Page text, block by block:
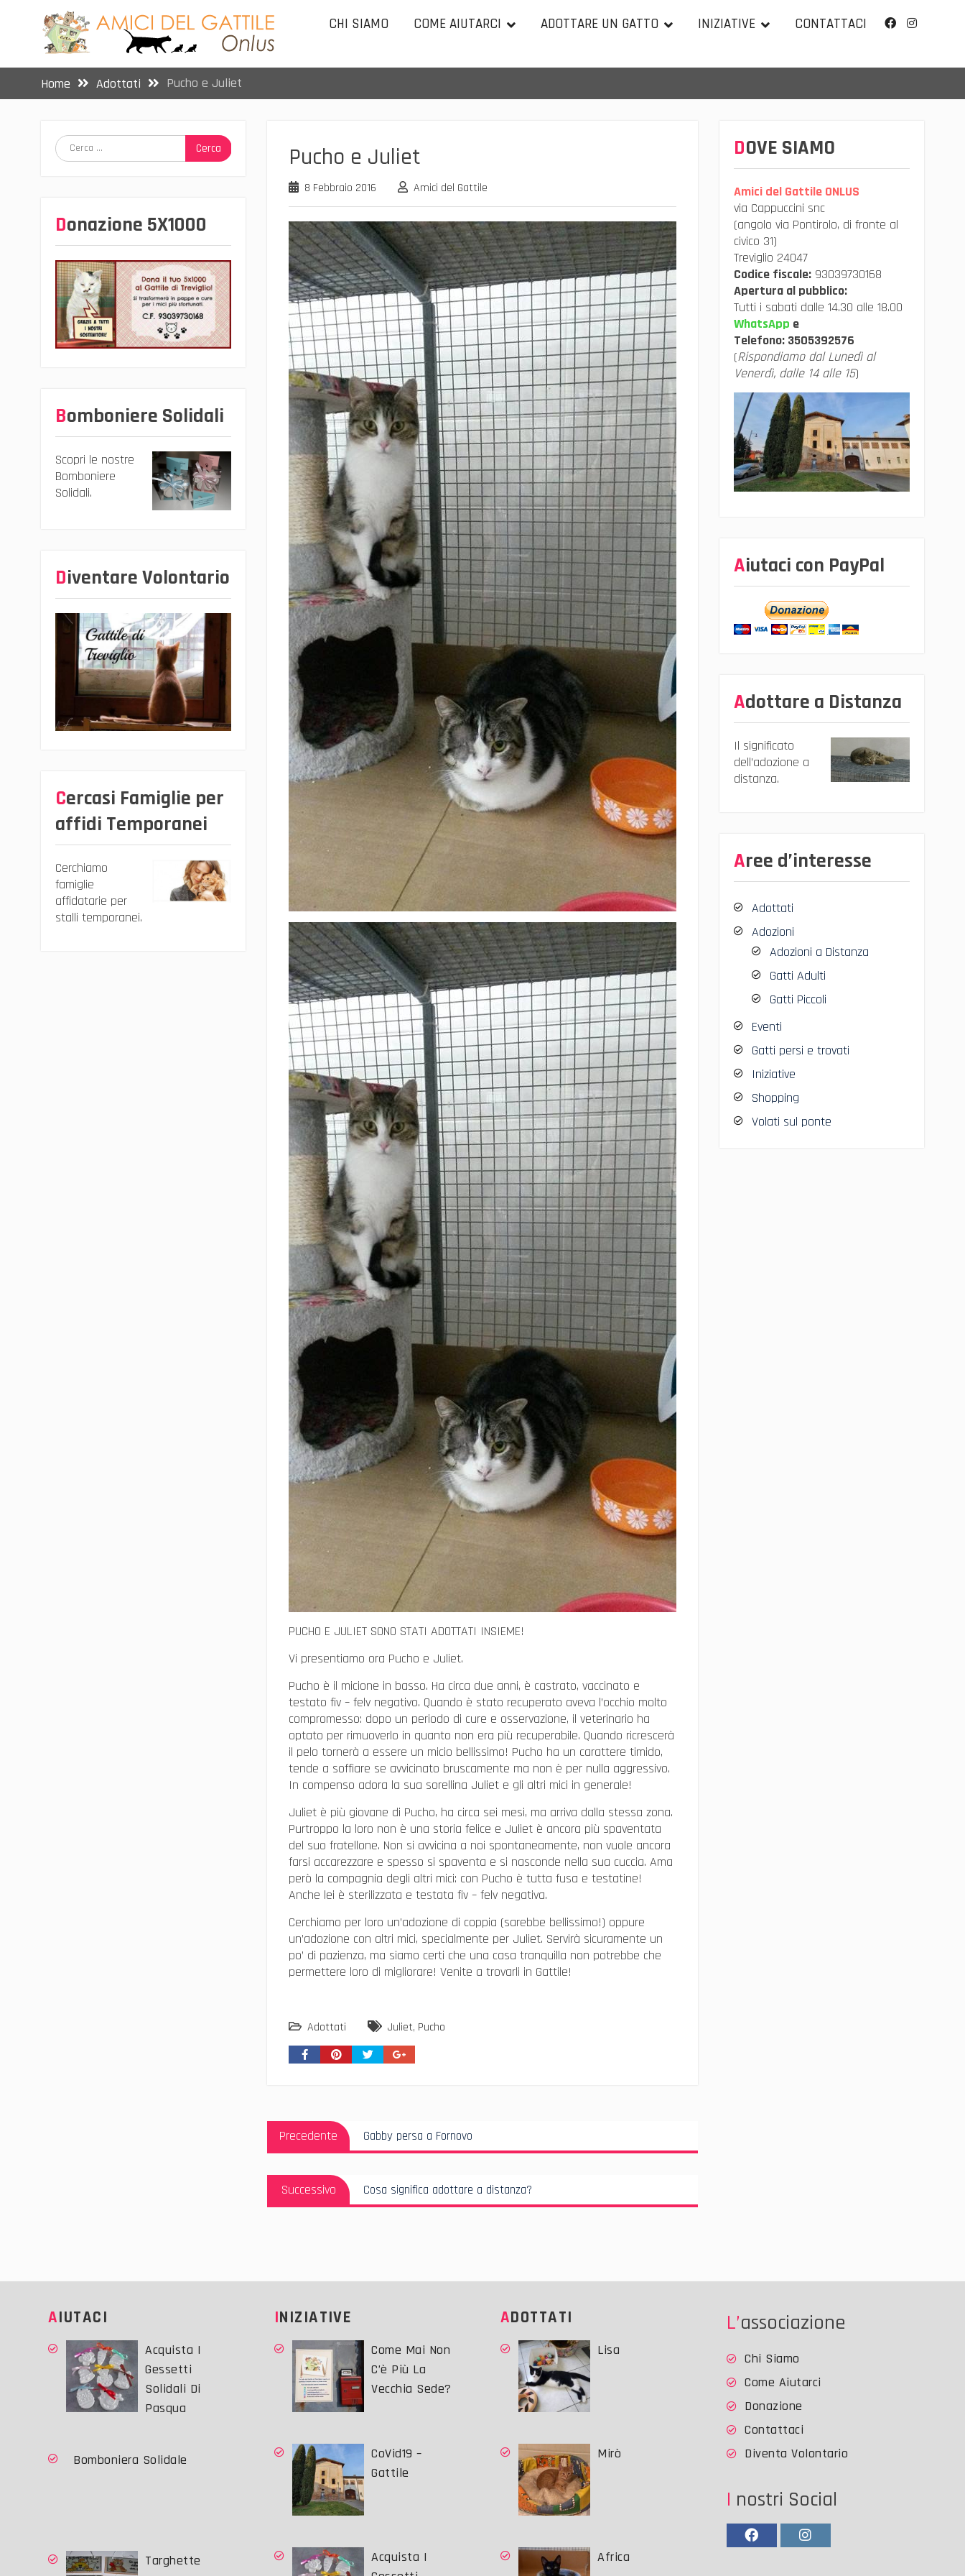
CHI SIAMO COME AIUTARCI ADOTTARE UN GATTO INIZIATIVE CONTATTACI
Home Adottati Pucho e Juliet
Pucho e Juliet
8 Febbraio 2016 Amici del Gattile
PUCHO E JULIET SONO STATI ADOTTATI INSIEME!
Vi presentiamo ora Pucho e Juliet.
Pucho è il micione in basso. Ha circa due anni, è castrato, vaccinato e
testato fiv – felv negativo. Quando è stato recuperato aveva l’occhio molto
compromesso: dopo un periodo di cure e osservazione, il veterinario ha
optato per rimuoverlo in quanto non era più recuperabile. Quando ricrescerà
il pelo tornerà a essere un micio bellissimo! Pucho ha un carattere timido,
tende a soffiare se avvicinato bruscamente ma non è per nulla aggressivo.
In compenso adora la sua sorellina Juliet e gli altri mici in generale!
Juliet è più giovane di Pucho, ha circa sei mesi, ma arriva dalla stessa zona.
Purtroppo la loro non è una storia felice e Juliet è ancora più spaventata
del suo fratellone. Non si avvicina a noi spontaneamente, non vuole ancora
farsi accarezzare e spesso si spaventa e si nasconde nella sua cuccia. Ama
però la compagnia degli altri mici: con Pucho è tutta fusa e testatine!
Anche lei è sterilizzata e testata fiv – felv negativa.
Cerchiamo per loro un’adozione di coppia (sarebbe bellissimo!) oppure
un’adozione con altri mici, specialmente per Juliet. Servirà sicuramente un
po’ di pazienza, ma siamo certi che una casa tranquilla non potrebbe che
permettere loro di migliorare! Venite a trovarli in Gattile!
Adottati Juliet, Pucho
Navigazione
articoli
Precedente
Articolo
Precedente:
Gabby persa a Fornovo
Successivo
Successivo:
Cosa significa adottare a distanza?
DOVE SIAMO
Amici del Gattile ONLUS
via Cappuccini snc
(angolo via Pontirolo, di fronte al
civico 31)
Treviglio 24047
Codice fiscale: 93039730168
Apertura al pubblico:
Tutti i sabati dalle 14.30 alle 18.00
WhatsApp e
Telefono: 3505392576
(Rispondiamo dal Lunedì al
Venerdì, dalle 14 alle 15)
Aiutaci con PayPal
Adottare a Distanza
Il significato
dell’adozione a
distanza.
Aree d’interesse
Adottati
Adozioni
Adozioni a Distanza
Gatti Adulti
Gatti Piccoli
Eventi
Gatti persi e trovati
Iniziative
Shopping
Volati sul ponte
Ricerca
per:
Donazione 5X1000
Bomboniere Solidali
Scopri le nostre
Bomboniere
Solidali.
Diventare Volontario
Cercasi Famiglie per
affidi Temporanei
Cerchiamo
famiglie
affidatarie per
stalli temporanei.
AIUTACI
Acquista I
Gessetti
Solidali Di
Pasqua
Bomboniera Solidale
Targhette
INIZIATIVE
Come Mai Non
C’è Più La
Vecchia Sede?
CoVid19 –
Gattile
Acquista I
ADOTTATI
Lisa
Mirò
Africa
L’associazione
Chi Siamo
Come Aiutarci
Donazione
Contattaci
Diventa Volontario
I nostri Social